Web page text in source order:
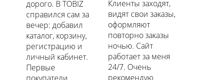
дорого. В TOBIZ
справился сам за
вечер: добавил
каталог, корзину,
регистрацию и
личный кабинет.
Первые
Клиенты заходят,
видят свои заказы,
оформляют
повторно заказы
ночью. Сайт
работает за меня
24/7. Очень
рекомендую